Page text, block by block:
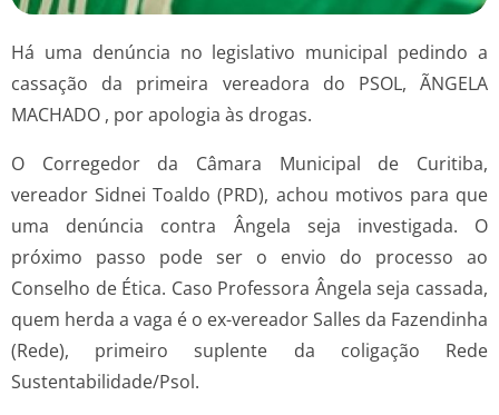
Há uma denúncia no legislativo municipal pedindo a
cassação da primeira vereadora do PSOL, ÃNGELA
MACHADO , por apologia às drogas.
O Corregedor da Câmara Municipal de Curitiba,
vereador Sidnei Toaldo (PRD), achou motivos para que
uma denúncia contra Ângela seja investigada. O
próximo passo pode ser o envio do processo ao
Conselho de Ética. Caso Professora Ângela seja cassada,
quem herda a vaga é o ex-vereador Salles da Fazendinha
(Rede), primeiro suplente da coligação Rede
Sustentabilidade/Psol.